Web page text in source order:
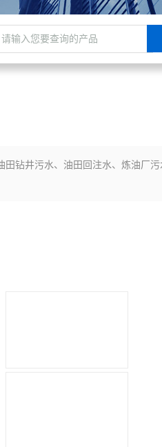
钻井污水、油田回注水、炼油厂污